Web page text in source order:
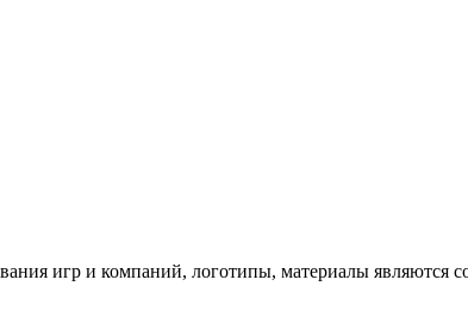
игр и компаний, логотипы, материалы являются